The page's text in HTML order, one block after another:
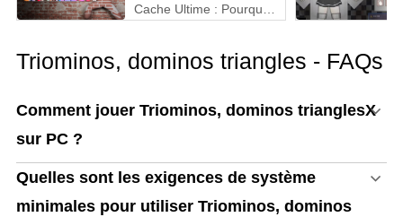
Cache Ultime : Pourquoi
MECCHA CHAMELEON
Triominos, dominos triangles - FAQs
Comment jouer Triominos, dominos trianglesX
sur PC ?
Quelles sont les exigences de système
minimales pour utiliser Triominos, dominos